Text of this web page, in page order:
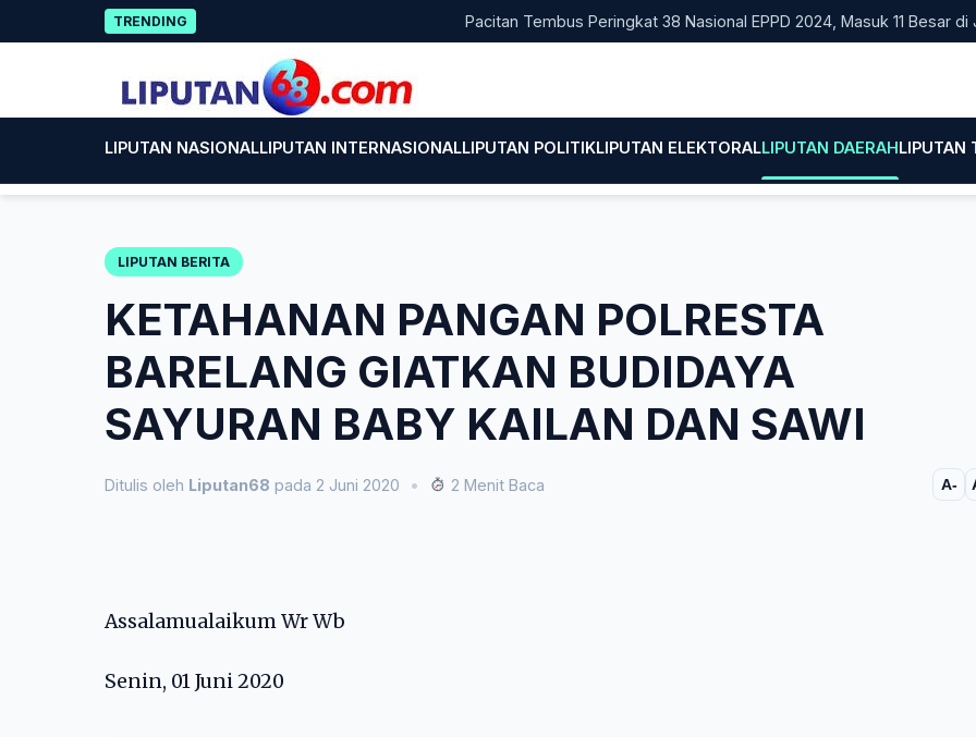
to
TRENDING Pacitan Tembus Peringkat 38 Nasional EPPD 2024, Masuk 11 Besar di Jatim
LIPUTAN NASIONALLIPUTAN INTERNASIONALLIPUTAN POLITIKLIPUTAN ELEKTORALLIPUTAN DAERAHLIPUTAN
LIPUTAN BERITA
KETAHANAN PANGAN POLRESTA
BARELANG GIATKAN BUDIDAYA
SAYURAN BABY KAILAN DAN SAWI
Ditulis oleh Liputan68 pada 2 Juni 2020 • 2 Menit Baca A-
Assalamualaikum Wr Wb
Senin, 01 Juni 2020